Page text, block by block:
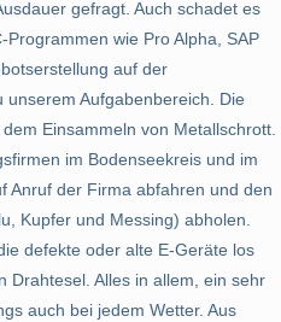
gefragt. Auch schadet es
wie Pro Alpha, SAP
auf der
Aufgabenbereich. Die
Einsammeln von Metallschrott.
im Bodenseekreis und im
Anruf der Firma abfahren und den
Kupfer und Messing) abholen.
defekte oder alte E-Geräte los
Drahtesel. Alles in allem, ein sehr
auch bei jedem Wetter. Aus